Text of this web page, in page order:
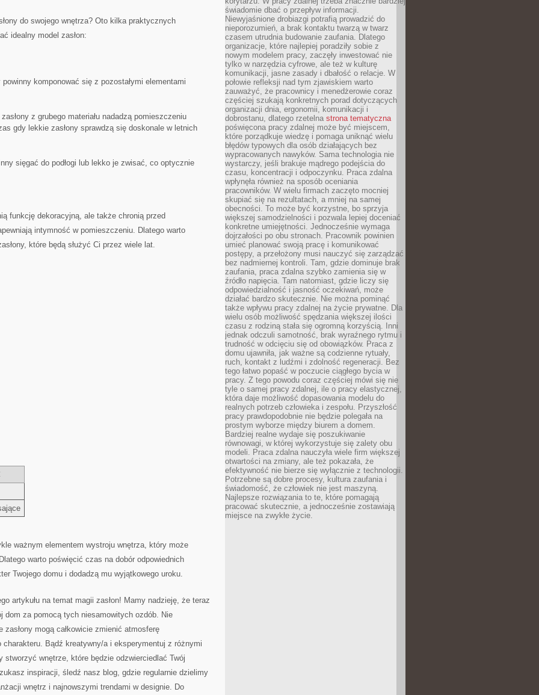
do swojego wnętrza? Oto⁣ kilka praktycznych
idealny model zasłon:
komponować się z pozostałymi elementami
z grubego materiału nadadzą pomieszczeniu
gdy lekkie zasłony sprawdzą się doskonale w letnich
sięgać do podłogi lub lekko je zwisać, co optycznie
funkcję dekoracyjną, ale także chronią przed
intymność w pomieszczeniu. Dlatego warto
które będą⁢ służyć Ci przez wiele lat.
ważnym elementem wystroju wnętrza, który może‍
warto ​poświęcić czas na dobór odpowiednich​
Twojego domu i dodadzą mu wyjątkowego uroku.
artykułu na temat magii zasłon! ⁢Mamy nadzieję, że⁤ teraz
dom za pomocą tych niesamowitych ozdób. Nie
zasłony mogą całkowicie zmienić atmosferę
Bądź kreatywny/a i eksperymentuj z różnymi
wnętrze, które będzie odzwierciedlać Twój
inspiracji, śledź ⁢nasz blog, gdzie regularnie‍ dzielimy
wnętrz i najnowszymi‍ trendami w designie. Do
świadomie dbać o przepływ informacji.
Niewyjaśnione drobiazgi potrafią prowadzić do
nieporozumień, a brak kontaktu twarzą w twarz
czasem utrudnia budowanie zaufania. Dlatego
organizacje, które najlepiej poradziły sobie z
nowym modelem pracy, zaczęły inwestować nie
tylko w narzędzia cyfrowe, ale też w kulturę
komunikacji, jasne zasady i dbałość o relacje. W
połowie refleksji nad tym zjawiskiem warto
zauważyć, że pracownicy i menedżerowie coraz
częściej szukają konkretnych porad dotyczących
organizacji dnia, ergonomii, komunikacji i
dobrostanu, dlatego rzetelna strona tematyczna
poświęcona pracy zdalnej może być miejscem,
które porządkuje wiedzę i pomaga uniknąć wielu
błędów typowych dla osób działających bez
wypracowanych nawyków. Sama technologia nie
wystarczy, jeśli brakuje mądrego podejścia do
czasu, koncentracji i odpoczynku. Praca zdalna
wpłynęła również na sposób oceniania
pracowników. W wielu firmach zaczęto mocniej
skupiać się na rezultatach, a mniej na samej
obecności. To może być korzystne, bo sprzyja
większej samodzielności i pozwala lepiej doceniać
konkretne umiejętności. Jednocześnie wymaga
dojrzałości po obu stronach. Pracownik powinien
umieć planować swoją pracę i komunikować
postępy, a przełożony musi nauczyć się zarządzać
bez nadmiernej kontroli. Tam, gdzie dominuje brak
zaufania, praca zdalna szybko zamienia się w
źródło napięcia. Tam natomiast, gdzie liczy się
odpowiedzialność i jasność oczekiwań, może
działać bardzo skutecznie. Nie można pominąć
także wpływu pracy zdalnej na życie prywatne. Dla
wielu osób możliwość spędzania większej ilości
czasu z rodziną stała się ogromną korzyścią. Inni
jednak odczuli samotność, brak wyraźnego rytmu i
trudność w odcięciu się od obowiązków. Praca z
domu ujawniła, jak ważne są codzienne rytuały,
ruch, kontakt z ludźmi i zdolność regeneracji. Bez
tego łatwo popaść w poczucie ciągłego bycia w
pracy. Z tego powodu coraz częściej mówi się nie
tyle o samej pracy zdalnej, ile o pracy elastycznej,
która daje możliwość dopasowania modelu do
realnych potrzeb człowieka i zespołu. Przyszłość
pracy prawdopodobnie nie będzie polegała na
prostym wyborze między biurem a domem.
Bardziej realne wydaje się poszukiwanie
równowagi, w której wykorzystuje się zalety obu
modeli. Praca zdalna nauczyła wiele firm większej
otwartości na zmiany, ale też pokazała, że
efektywność nie bierze się wyłącznie z technologii.
Potrzebne są dobre procesy, kultura zaufania i
świadomość, że człowiek nie jest maszyną.
Najlepsze rozwiązania to te, które pomagają
pracować skutecznie, a jednocześnie zostawiają
miejsce na zwykłe życie.